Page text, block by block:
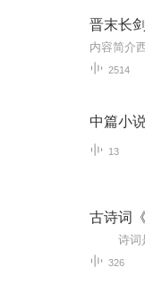
2514
中篇小
13
古诗词
326